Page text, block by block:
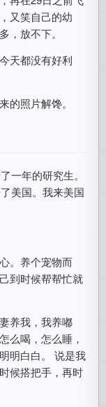
又笑自己的幼
，放不下。
天都没有好利
的照片解馋。
一年的研究生。
美国。我来美国
。养个宠物而
到时候帮帮忙就
养我，我养嘟
么喝，怎么睡，
明白白。 说是我
候搭把手，再时